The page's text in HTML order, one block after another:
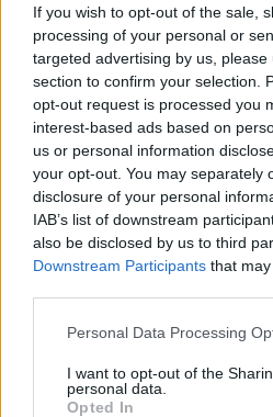
If you wish to opt-out of the sale,
processing of your personal or
targeted advertising by us,
section to confirm your selection.
opt-out request is processed you
interest-based ads based on
us or personal information
your opt-out. You may separately
disclosure of your personal
IAB’s list of downstream
also be disclosed by us to third
Downstream Participants that
Personal Data Processing
I want to opt-out of the
personal data.
Opted In
többen: tényleg a
megszüntetése lenne a
Aknai Zoltán, a Menhely
Pénzcentrumnak arról beszélt,
tenni a hajléktalan embereket,